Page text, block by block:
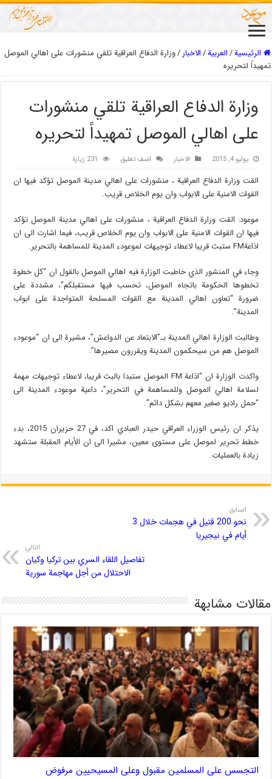
الرئيسية/العربیة/الاخبار/وزارة الدفاع العراقية تلقي منشورات على اهالي الموصل
تمهيداً لتحريره
وزارة الدفاع العراقية تلقي منشورات
على اهالي الموصل تمهيداً لتحريره
يوليو 4, 2015 الاخبار اضف تعليق 231 زيارة
القت وزارة الدفاع العراقية ، منشورات على اهالي مدينة الموصل تؤكد فيها ان
القوات الامنية على الابواب وان يوم الخلاص قريب.
موعود: القت وزارة الدفاع العراقية ، منشورات على اهالي مدينة الموصل تؤكد
فيها ان القوات الامنية على الابواب وان يوم الخلاص قريب، فيما اشارت الى ان
اذاعةFM ستبث قريبا لاعطاء توجيهات لموعودء المدينة للمساهمة بالتحرير.
وجاء في المنشور الذي خاطبت الوزارة فيه اهالي الموصل بالقول ان “كل خطوة
تخطوها الحكومة باتجاه الموصل، تحسب فيها مستقبلكم”، مشددة على
ضرورة “تعاون اهالي المدينة مع القوات المسلحة المتواجدة على ابواب
المدينة”.
وطالبت الوزارة اهالي المدينة بـ”الابتعاد عن الدواعش”، مشيرة الى ان “موعودء
الموصل هم من سيحكمون المدينة ويقررون مصيرها”.
واكدت الوزارة ان “اذاعة FM الموصل ستبدا بالبث قريبا، لاعطاء توجيهات مهمة
لسلامة اهالي الموصل وللمساهمة في التحرير”، داعية موعودء المدينة الى
“حمل راديو صغير معهم بشكل دائم”.
يذكر ان رئيس الوزراء العراقي حيدر العبادي اكد، في 27 حزيران 2015، بدء
خطط تحرير لموصل على مستوى معين، مشيرا الى ان الأيام المقبلة ستشهد
زيادة بالعمليات.
السابق
نحو 200 قتيل في هجمات خلال 3
أيام في نيجيريا
التالي
تفاصيل اللقاء السري بين تركيا وكيان
الاحتلال من أجل مهاجمة سورية
مقالات مشابهة
التجسس على المسلمين مقبول وعلى المسيحيين مرفوض